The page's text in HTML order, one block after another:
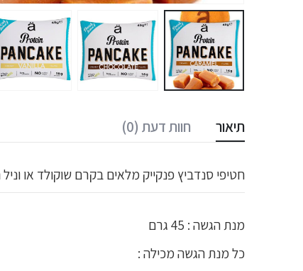
תיאור חוות דעת (0)
חטיפי סנדביץ פנקייק מלאים בקרם שוקולד או וניל העשירים
מנת הגשה : 45 גרם
כל מנת הגשה מכילה :